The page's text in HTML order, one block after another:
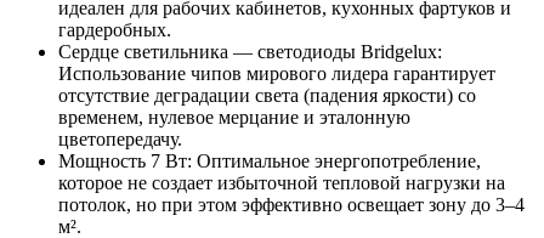
идеален для рабочих кабинетов, кухонных фартуков и
гардеробных.
Сердце светильника — светодиоды Bridgelux:
Использование чипов мирового лидера гарантирует
отсутствие деградации света (падения яркости) со
временем, нулевое мерцание и эталонную
цветопередачу.
Мощность 7 Вт: Оптимальное энергопотребление,
которое не создает избыточной тепловой нагрузки на
потолок, но при этом эффективно освещает зону до 3–4
м².